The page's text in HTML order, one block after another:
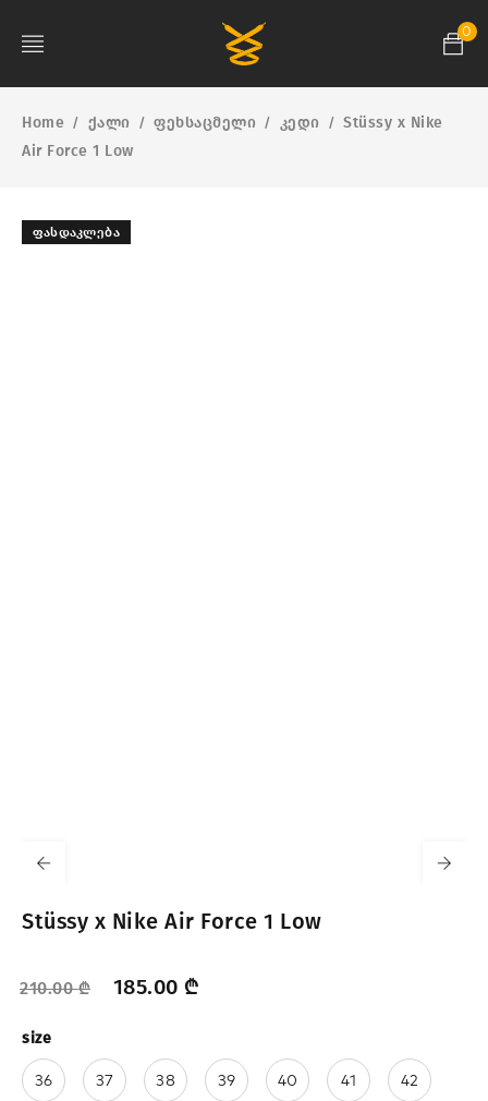
0
Home / ქალი / ფეხსაცმელი / კედი / Stüssy x Nike
Air Force 1 Low
ᲤᲐᲡᲓᲐᲙᲚᲔᲑᲐ
Stüssy x Nike Air Force 1 Low
210.00₾ 185.00 ₾
size
36 37 38 39 40 41 42